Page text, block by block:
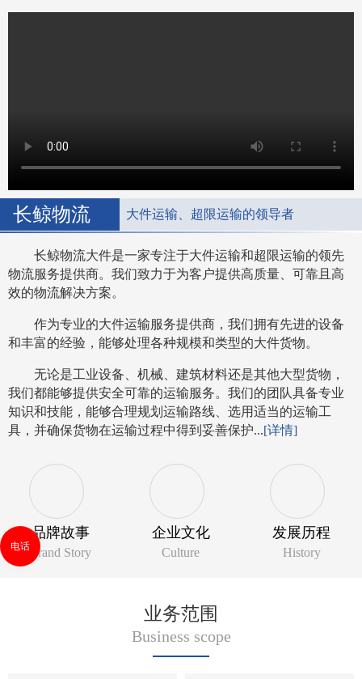
长鲸物流 大件运输、超限运输的领导者
长鲸物流大件是一家专注于大件运输和超限运输的领先
物流服务提供商。我们致力于为客户提供高质量、可靠且高
效的物流解决方案。
作为专业的大件运输服务提供商，我们拥有先进的设备
和丰富的经验，能够处理各种规模和类型的大件货物。
无论是工业设备、机械、建筑材料还是其他大型货物，
我们都能够提供安全可靠的运输服务。我们的团队具备专业
知识和技能，能够合理规划运输路线、选用适当的运输工
具，并确保货物在运输过程中得到妥善保护...[详情]
品牌故事
Brand Story
企业文化
Culture
发展历程
History
业务范围
Business scope
电话